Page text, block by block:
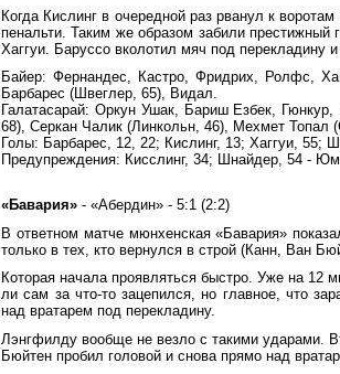
Когда Кислинг в очередной раз рванул к
пенальти. Таким же образом забили
Хаггуи. Баруссо вколотил мяч под перекладину
Байер: Фернандес, Кастро, Фридрих, Ролфс,
Барбарес (Швеглер, 65), Видал.
Галатасарай: Оркун Ушак, Бариш Езбек,
68), Серкан Чалик (Линкольн, 46), Мехмет
Голы: Барбарес, 12, 22; Кислинг, 13; Хаггуи, 55;
Предупреждения: Кисслинг, 34; Шнайдер, 54 -
«Бавария» - «Абердин» - 5:1 (2:2)
В ответном матче мюнхенская «Бавария»
только в тех, кто вернулся в строй (Канн, Ван
Которая начала проявляться быстро. Уже на 12
ли сам за что-то зацепился, но главное, что
над вратарем под перекладину.
Лэнгфилду вообще не везло с такими ударами.
Бюйтен пробил головой и снова прямо над